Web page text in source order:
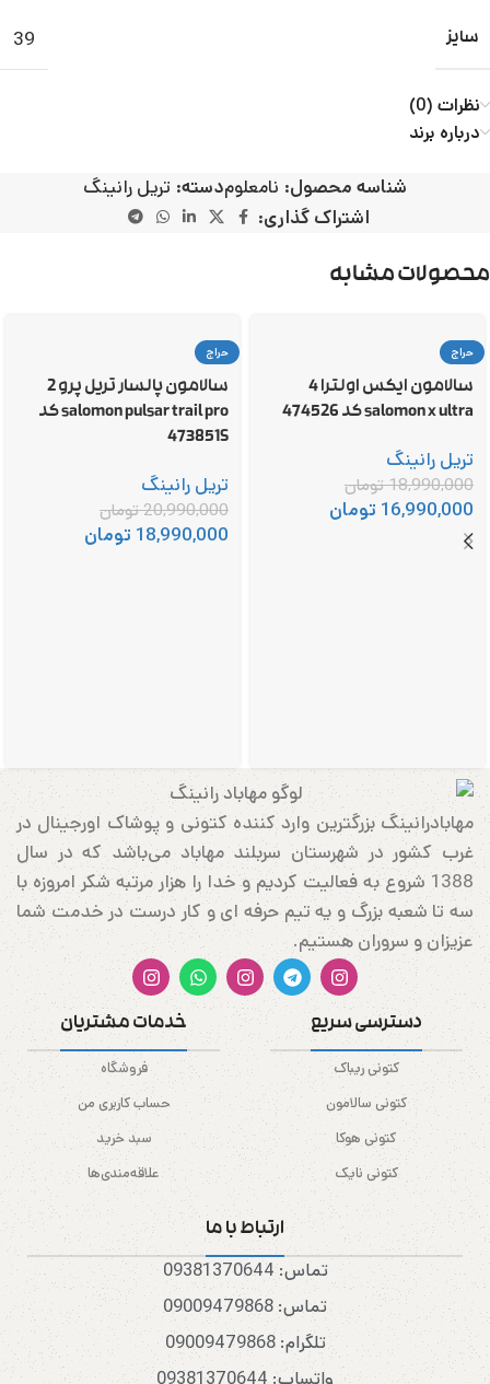
سایز 39
نظرات (0)
درباره برند
شناسه محصول: نامعلومدسته: تریل رانینگ
اشتراک گذاری:
محصولات مشابه
حراج
سالامون ایکس اولترا 4
salomon x ultra کد 474526
تریل رانینگ
18,990,000تومان
16,990,000 تومان
حراج
سالامون پالسار تریل پرو 2
salomon pulsar trail pro کد
473851S
تریل رانینگ
20,990,000تومان
18,990,000 تومان
مهابادرانینگ بزرگترین وارد کننده کتونی و پوشاک اورجینال در
غرب کشور در شهرستان سربلند مهاباد می‌باشد که در سال
1388 شروع به فعالیت کردیم و خدا را هزار مرتبه شکر امروزه با
سه تا شعبه بزرگ و یه تیم حرفه ای و کار درست در خدمت شما
عزیزان و سروران هستیم.
دسترسی سریع
کتونی ریباک
کتونی سالامون
کتونی هوکا
کتونی نایک
خدمات مشتریان
فروشگاه
حساب کاربری من
سبد خرید
علاقه‌مندی‌ها
ارتباط با ما
تماس: 09381370644
تماس: 09009479868
تلگرام: 09009479868
واتساپ: 09381370644